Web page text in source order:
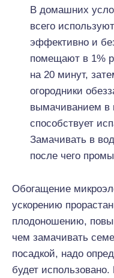
В домашних
всего
эффективно и
помещают в 1%
на 20 минут,
огородники
вымачиванием в
способствует
Замачивать в
после чего
Обогащение
ускорению
плодоношению,
чем замачивать
посадкой, надо
будет